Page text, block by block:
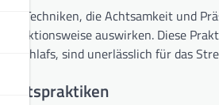
Techniken, die Achtsamkeit und
Funktionsweise auswirken. Diese
Schlafs, sind unerlässlich für das